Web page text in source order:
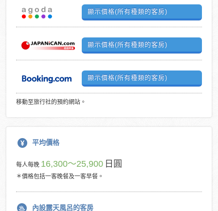
顯示價格(所有種類的客房)
顯示價格(所有種類的客房)
顯示價格(所有種類的客房)
移動至旅行社的預約網站。
平均價格
每人每晚 16,300～25,900 日圓
＊價格包括一客晚餐及一客早餐。
內設露天風呂的客房